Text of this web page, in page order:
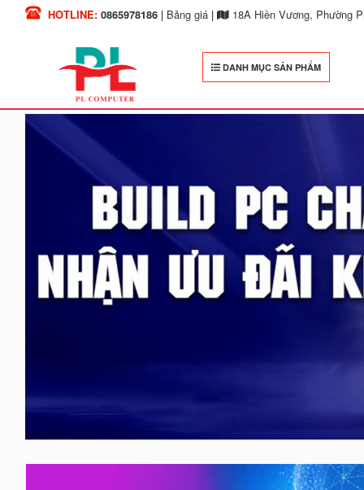
HOTLINE: 0865978186| Bảng giá| 18A Hiền Vương, Phường
DANH MỤC SẢN PHẨM